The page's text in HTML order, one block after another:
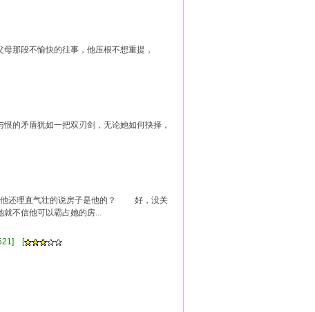
那段不愉快的往事，他压根不想重提，
的矛盾犹如一把双刃剑，无论她如何抉择，
理直气壮的说房子是他的？ 好，没关
信他可以霸占她的房...
[